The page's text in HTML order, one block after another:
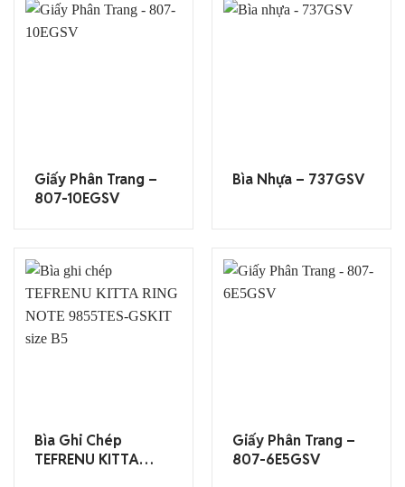
Giấy Phân Trang –
807-10EGSV
Bìa Nhựa – 737GSV
Bìa Ghi Chép
TEFRENU KITTA
Giấy Phân Trang –
807-6E5GSV